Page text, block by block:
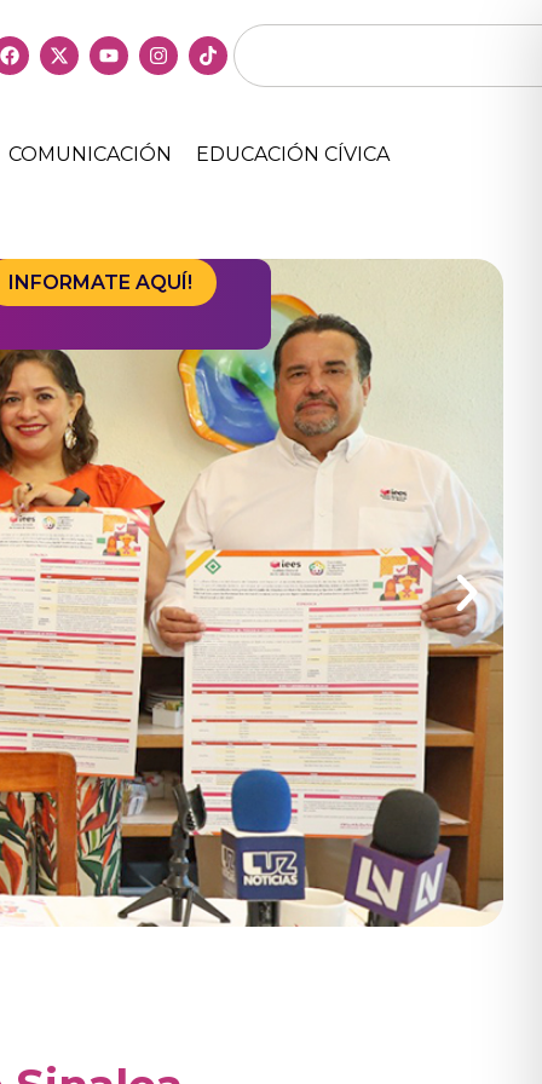
COMUNICACIÓN EDUCACIÓN CÍVICA
INFORMATE AQUÍ!